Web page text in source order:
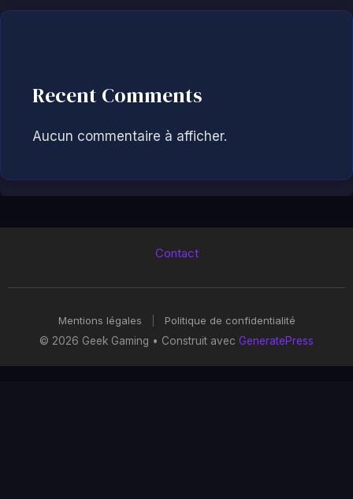
Recent Comments
Aucun commentaire à afficher.
Contact
Mentions légales
Politique de confidentialité
© 2026 Geek Gaming • Construit avec GeneratePress